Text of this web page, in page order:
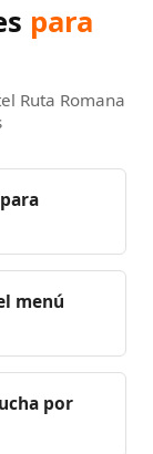
para
Ruta Romana
menú
por